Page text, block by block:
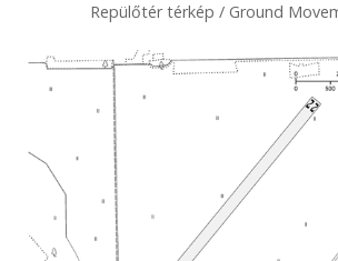
Repülőtér térkép / Ground